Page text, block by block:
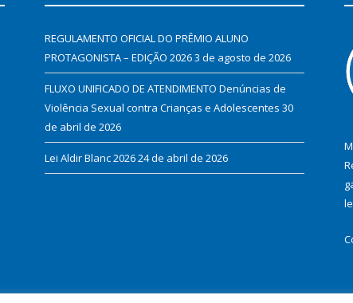
REGULAMENTO OFICIAL DO PRÊMIO ALUNO
PROTAGONISTA – EDIÇÃO 20263 de agosto de 2026
FLUXO UNIFICADO DE ATENDIMENTO Denúncias de
Violência Sexual contra Crianças e Adolescentes 30
de abril de 2026
Lei Aldir Blanc 202624 de abril de 2026